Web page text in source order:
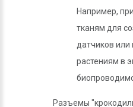
Например,
тканям для
датчиков
растениям в
Разъемы